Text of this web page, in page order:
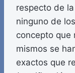
respecto de
ninguno de
concepto que
mismos se
exactos que